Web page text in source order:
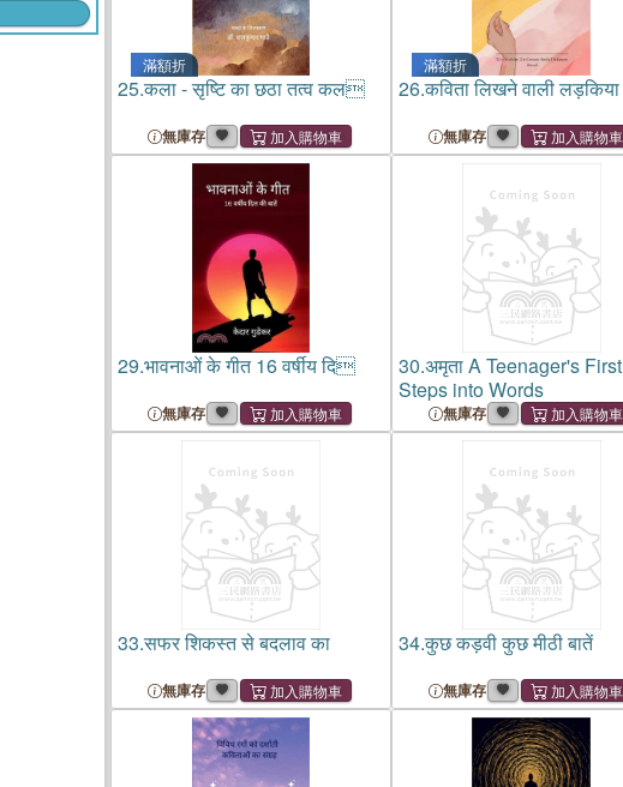
滿額折
25.कला - सृष्टि का छठा तत्व कल
無庫存
滿額折
26.कविता लिखने वाली लड़किया
無庫存
29.भावनाओं के गीत 16 वर्षीय दि
無庫存
30.अमृता A Teenager's First
Steps into Words
無庫存
33.सफर शिकस्त से बदलाव का
無庫存
34.कुछ कड़वी कुछ मीठी बातें
無庫存